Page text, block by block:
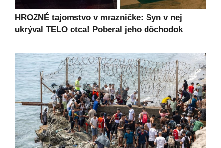
HROZNÉ tajomstvo v mrazničke: Syn v nej
ukrýval TELO otca! Poberal jeho dôchodok